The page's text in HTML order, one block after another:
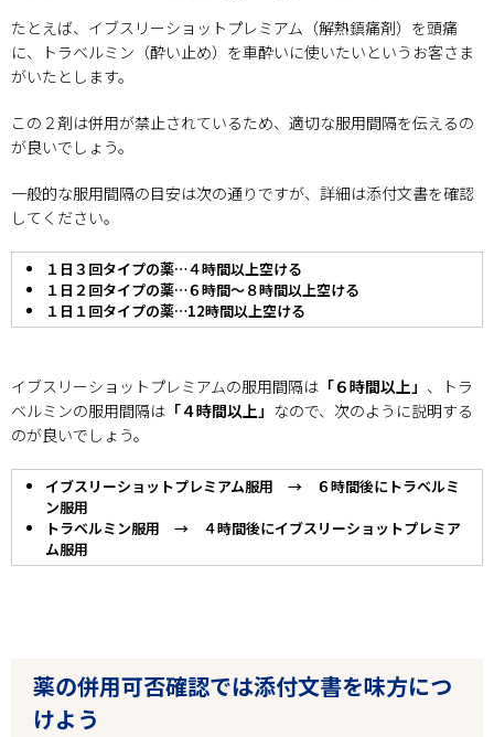
たとえば、イブスリーショットプレミアム（解熱鎮痛剤）を頭痛
に、トラベルミン（酔い止め）を車酔いに使いたいというお客さま
がいたとします。
この２剤は併用が禁止されているため、適切な服用間隔を伝えるの
が良いでしょう。
一般的な服用間隔の目安は次の通りですが、詳細は添付文書を確認
してください。
１日３回タイプの薬…４時間以上空ける
１日２回タイプの薬…６時間～８時間以上空ける
１日１回タイプの薬…12時間以上空ける
イブスリーショットプレミアムの服用間隔は 「６時間以上」 、トラ
ベルミンの服用間隔は 「４時間以上」 なので、次のように説明する
のが良いでしょう。
イブスリーショットプレミアム服用 → ６時間後にトラベルミ
ン服用
トラベルミン服用 → ４時間後にイブスリーショットプレミア
ム服用
薬の併用可否確認では添付文書を味方につ
けよう